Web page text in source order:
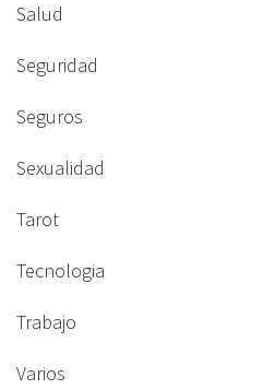
Salud
Seguridad
Seguros
Sexualidad
Tarot
Tecnologia
Trabajo
Varios